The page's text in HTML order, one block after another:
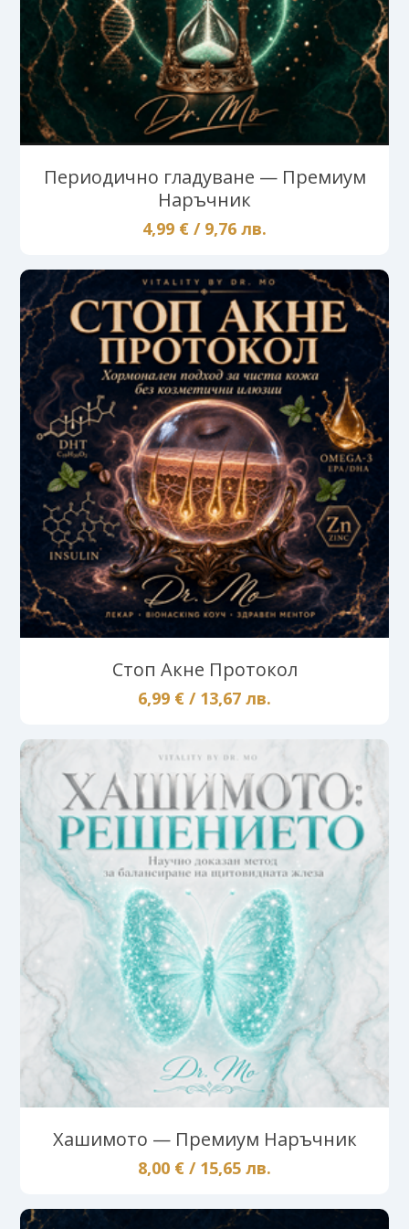
Периодично гладуване — Премиум
Наръчник
4,99 € / 9,76 лв.
Стоп Акне Протокол
6,99 € / 13,67 лв.
Хашимото — Премиум Наръчник
8,00 € / 15,65 лв.